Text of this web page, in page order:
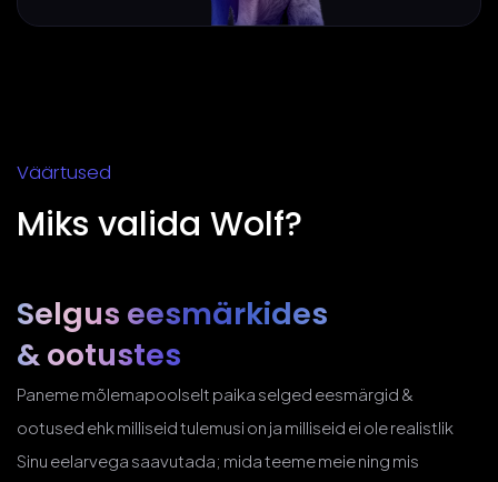
Väärtused
Miks valida Wolf?
Selgus eesmärkides
& ootustes
Paneme mõlemapoolselt paika selged eesmärgid &
ootused ehk milliseid tulemusi on ja milliseid ei ole realistlik
Sinu eelarvega saavutada; mida teeme meie ning mis